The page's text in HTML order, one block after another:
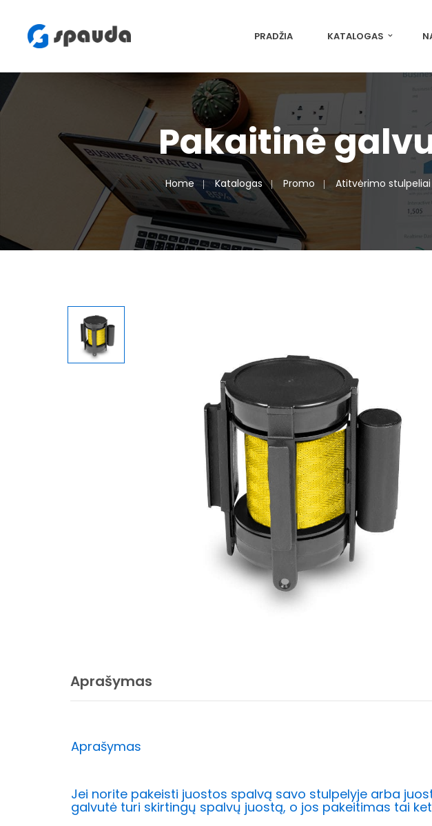
PRADŽIA KATALOGAS
Pakaitinė
Home Katalogas Promo Atitvėrimo stulpeliai
Aprašymas
Aprašymas
Jei norite pakeisti juostos spalvą savo stulpelyje arba
galvutė turi skirtingų spalvų juostą, o jos pakeitimas tai